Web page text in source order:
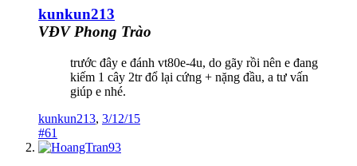
kunkun213
VĐV Phong Trào
trước đây e đánh vt80e-4u, do gãy rồi nên e đang
kiếm 1 cây 2tr đổ lại cứng + nặng đầu, a tư vấn
giúp e nhé.
kunkun213, 3/12/15
#61